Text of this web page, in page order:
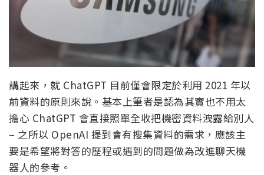
講起來，就 ChatGPT 目前僅會限定於利用 2021 年以
前資料的原則來說。基本上筆者是認為其實也不用太
擔心 ChatGPT 會直接照單全收把機密資料洩露給別人
– 之所以 OpenAI 提到會有搜集資料的需求，應該主
要是希望將對答的歷程或遇到的問題做為改進聊天機
器人的參考。